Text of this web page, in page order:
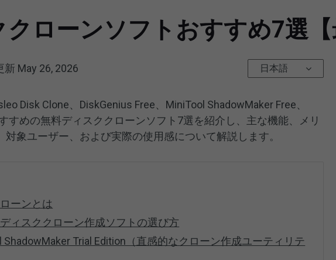
ローンソフトおすすめ7選
新 May 26, 2026 日本語
Disk Clone、DiskGenius Free、MiniTool ShadowMaker Free、
すめの無料ディスククローンソフト7選を紹介し、主な機能、メリ
対象ユーザー、および実際の使用感について解説します。
ーンとは
ィスククローン作成ソフトの選び方
ShadowMaker Trial Edition（直感的なクローン作成ユーティリテ